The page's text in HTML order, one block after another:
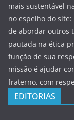
mais sustentável
no espelho do
de abordar outros
pautada na ética
função de sua
missão é ajudar
fraterno, com
EDITORIAS